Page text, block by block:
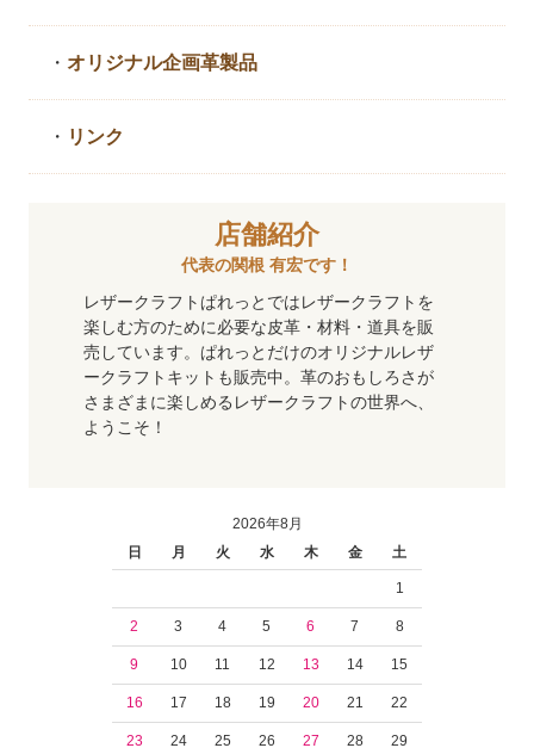
・ オリジナル企画革製品
・ リンク
店舗紹介
代表の関根 有宏です！
レザークラフトぱれっとではレザークラフトを
楽しむ方のために必要な皮革・材料・道具を販
売しています。ぱれっとだけのオリジナルレザ
ークラフトキットも販売中。革のおもしろさが
さまざまに楽しめるレザークラフトの世界へ、
ようこそ！
2026年8月
日
月 火 水 木 金 土
1
2 3 4 5 6 7 8
9 10 11 12 13 14 15
16 17 18 19 20 21 22
23 24 25 26 27 28 29